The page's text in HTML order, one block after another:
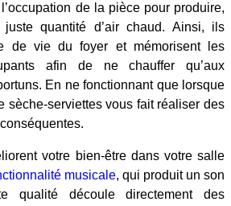
de la pièce pour produire,
quantité d’air chaud. Ainsi, ils
de vie du foyer et mémorisent les
afin de ne chauffer qu’aux
En ne fonctionnant que lorsque
sèche-serviettes vous fait réaliser des
votre bien-être dans votre salle
musicale, qui produit un son
qualité découle directement des